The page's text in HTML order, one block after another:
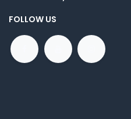
FOLLOW US